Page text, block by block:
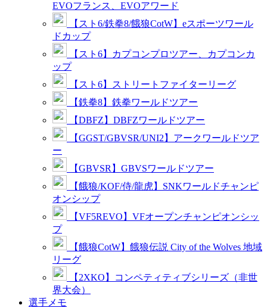
EVOフランス、EVOアワード
【スト6/鉄拳8/餓狼CotW】eスポーツワール
ドカップ
【スト6】カプコンプロツアー、カプコンカ
ップ
【スト6】ストリートファイターリーグ
【鉄拳8】鉄拳ワールドツアー
【DBFZ】DBFZワールドツアー
【GGST/GBVSR/UNI2】アークワールドツア
ー
【GBVSR】GBVSワールドツアー
【餓狼/KOF/侍/龍虎】SNKワールドチャンピ
オンシップ
【VF5REVO】VFオープンチャンピオンシッ
プ
【餓狼CotW】餓狼伝説 City of the Wolves 地域
リーグ
【2XKO】コンペティティブシリーズ（非世
界大会）
選手メモ